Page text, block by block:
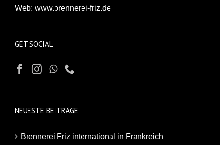
Web: www.brennerei-friz.de
GET SOCIAL
NEUESTE BEITRÄGE
Brennerei Friz international in Frankreich